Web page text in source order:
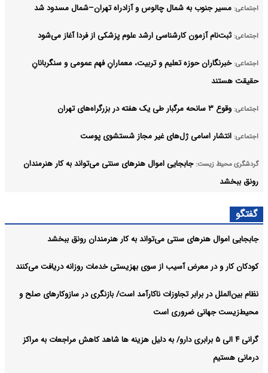
اجتماعی: مسیر جنوب به شمال چالوس و آزادراه تهران–شمال مسدود شد
اجتماعی: ثبت‌نام‌ آزمون کارشناسی ارشد علوم پزشکی از فردا آغاز می‌شود
اجتماعی: خبرنگاران حوزه تعلیم و تربیت، معمارانِ فهم عمومی و سنگربانانِ
حقیقت هستند
اجتماعی: وقوع ۳ سانحه مرگبار طی یک هفته در بزرگراه‌های تهران
اجتماعی: انتشار اسامی ژل‌های غیر مجاز شستشوی پوست
گردشگری محیط زیست: جابجایی اموال هنرهای سنتی می‌تواند به کار هنرمندان
رونق ببخشد
اجتماعی: اعلام جزئیات ثبت ادعا، تهیه نقشه UTM و ارائه مادر سند
آرشیو
گفتگو
جابجایی اموال هنرهای سنتی می‌تواند به کار هنرمندان رونق ببخشد
کودکان کار و در معرض آسیب از سوی بهزیستی خدمات روزانه دریافت می‌کنند
نظام بین‌الملل در برابر تجاوزات ناکارآمد است/ بازنگری در سازوکارهای صلح و
محیط‌زیست جهانی ضروری است
گرانی ۴ الی ۵ برابری دارو/ به دلیل هزینه ها شاهد کاهش مراجعات به مراکز
درمانی هستیم